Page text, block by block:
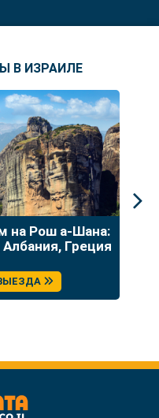
В ИЗРАИЛЕ
на Рош а-Шана:
Греция